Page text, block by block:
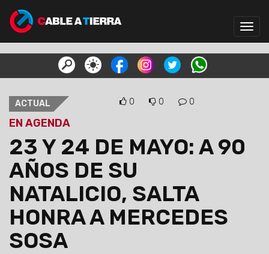
ACTUAL 0 0 0
EN AGENDA
23 Y 24 DE MAYO: A 90
AÑOS DE SU
NATALICIO, SALTA
HONRA A MERCEDES
SOSA